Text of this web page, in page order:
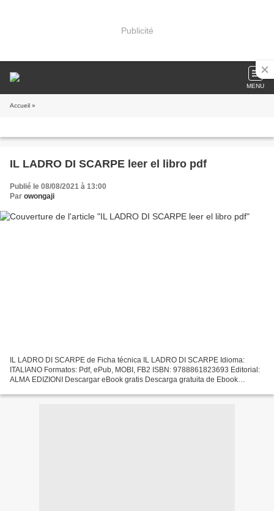
Publicité
MENU
Accueil »
IL LADRO DI SCARPE leer el libro pdf
Publié le 08/08/2021 à 13:00
Par owongaji
IL LADRO DI SCARPE de Ficha técnica IL LADRO DI SCARPE Idioma:
ITALIANO Formatos: Pdf, ePub, MOBI, FB2 ISBN: 9788861823693 Editorial:
ALMA EDIZIONI Descargar eBook gratis Descarga gratuita de Ebook